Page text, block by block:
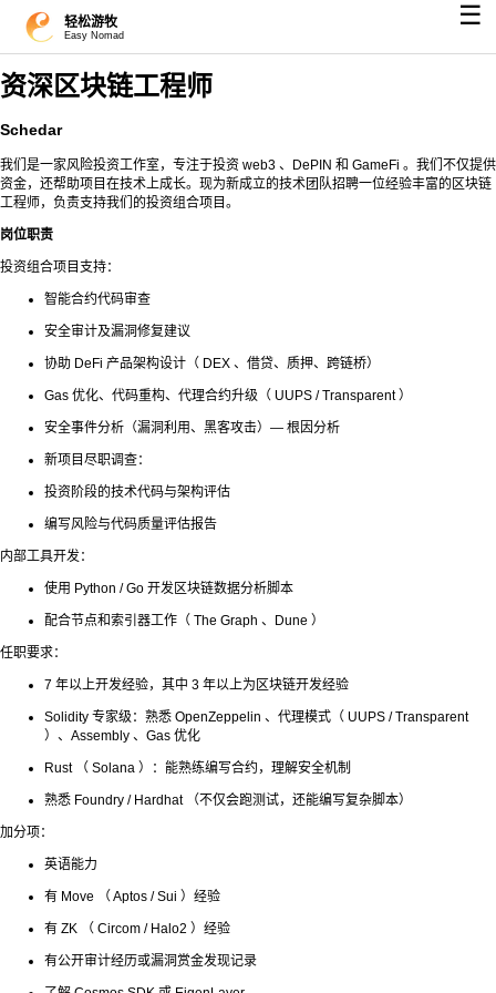
轻松游牧
Easy Nomad
☰
资深区块链工程师
Schedar
我们是一家风险投资工作室，专注于投资 web3 、DePIN 和 GameFi 。我们不仅提供
资金，还帮助项目在技术上成长。现为新成立的技术团队招聘一位经验丰富的区块链
工程师，负责支持我们的投资组合项目。
岗位职责
投资组合项目支持：
智能合约代码审查
安全审计及漏洞修复建议
协助 DeFi 产品架构设计（ DEX 、借贷、质押、跨链桥）
Gas 优化、代码重构、代理合约升级（ UUPS / Transparent ）
安全事件分析（漏洞利用、黑客攻击）— 根因分析
新项目尽职调查：
投资阶段的技术代码与架构评估
编写风险与代码质量评估报告
内部工具开发：
使用 Python / Go 开发区块链数据分析脚本
配合节点和索引器工作（ The Graph 、Dune ）
任职要求：
7 年以上开发经验，其中 3 年以上为区块链开发经验
Solidity 专家级：熟悉 OpenZeppelin 、代理模式（ UUPS / Transparent
）、Assembly 、Gas 优化
Rust （ Solana ）：能熟练编写合约，理解安全机制
熟悉 Foundry / Hardhat （不仅会跑测试，还能编写复杂脚本）
加分项：
英语能力
有 Move （ Aptos / Sui ）经验
有 ZK （ Circom / Halo2 ）经验
有公开审计经历或漏洞赏金发现记录